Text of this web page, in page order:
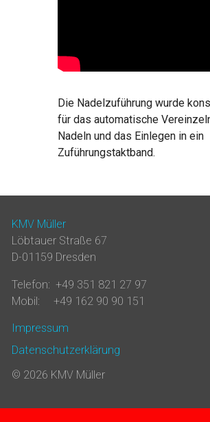
Die Nadelzuführung wurde
für das automatische
Nadeln und das Einlegen in ein
Zuführungstaktband.
KMV Müller
Löbtauer Straße 67
D-01159 Dresden
Telefon: +49 351 821 27 97
Mobil: +49 162 90 90 151
Impressum
Datenschutzerklärung
© 2026 KMV Müller